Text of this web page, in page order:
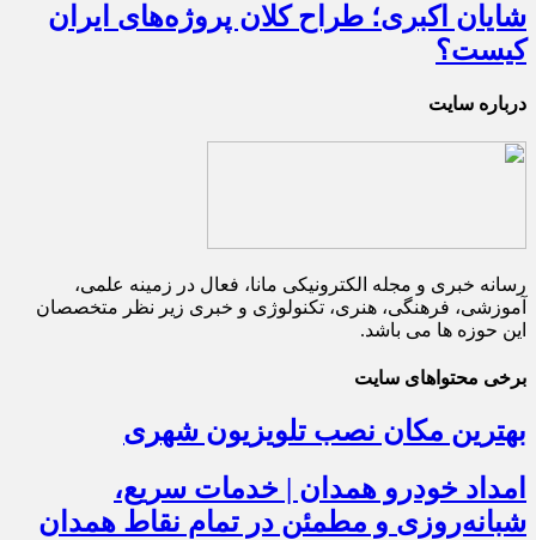
شایان اکبری؛ طراح کلان پروژه‌های ایران
کیست؟
درباره سایت
رسانه خبری و مجله الکترونیکی مانا، فعال در زمینه علمی،
آموزشی، فرهنگی، هنری، تکنولوژی و خبری زیر نظر متخصصان
این حوزه ها می باشد.
برخی محتواهای سایت
بهترین مکان نصب تلویزیون شهری
امداد خودرو همدان | خدمات سریع،
شبانه‌روزی و مطمئن در تمام نقاط همدان